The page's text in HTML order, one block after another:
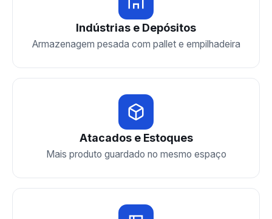
Indústrias e Depósitos
Armazenagem pesada com pallet e empilhadeira
Atacados e Estoques
Mais produto guardado no mesmo espaço